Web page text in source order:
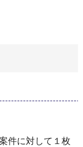
件に対して１枚